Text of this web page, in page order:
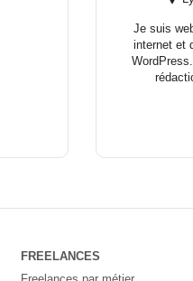
Je suis
internet et
FREELANCES